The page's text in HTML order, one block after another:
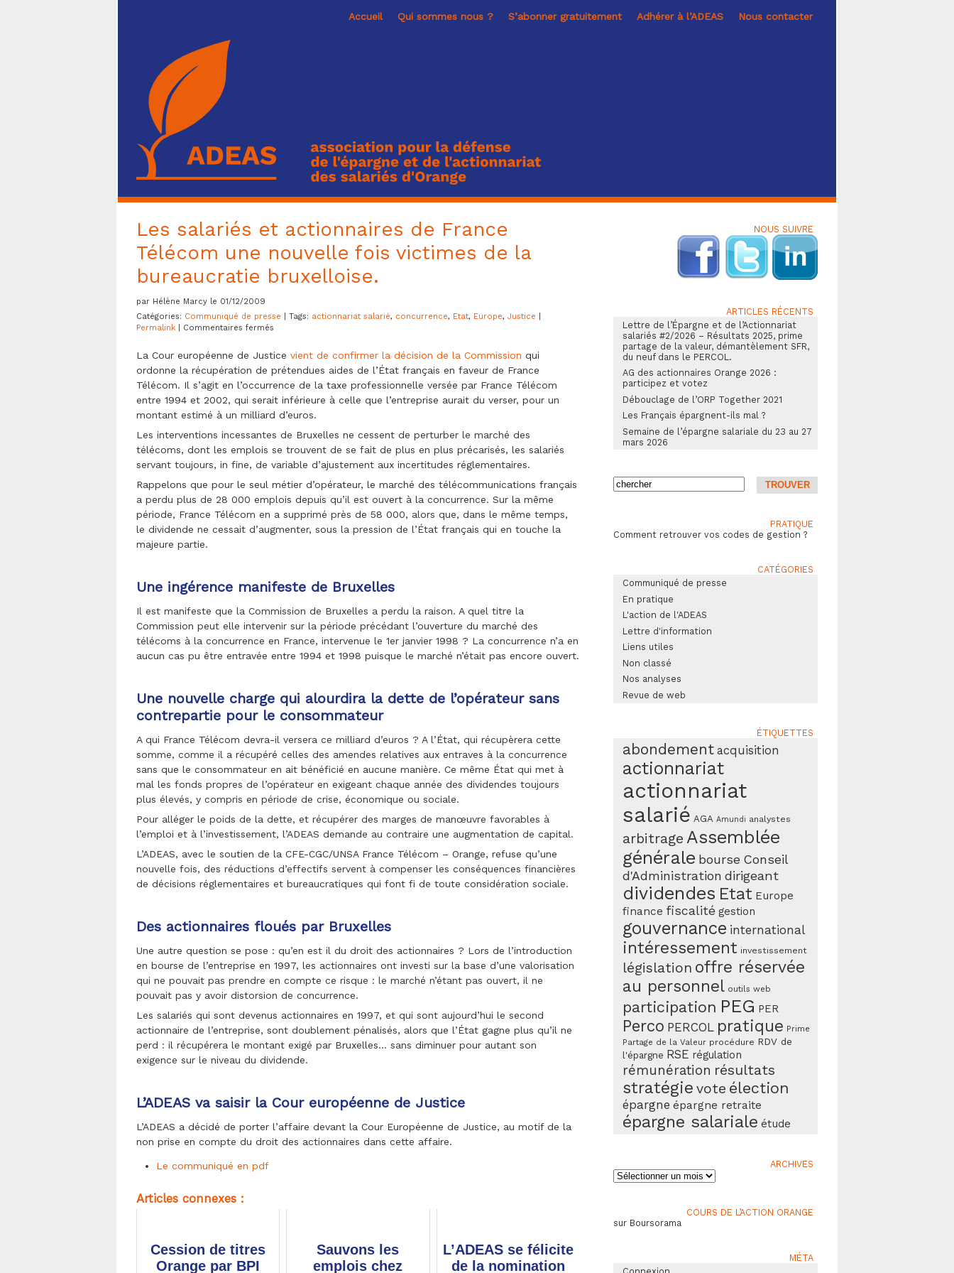
Accueil Qui sommes nous ? S’abonner gratuitement Adhérer à l’ADEAS Nous contacter
Les salariés et actionnaires de France
Télécom une nouvelle fois victimes de la
bureaucratie bruxelloise.
par Hélène Marcy le 01/12/2009
Catégories: Communiqué de presse | Tags: actionnariat salarié, concurrence, Etat, Europe, Justice
Permalink
Commentaires fermés
salariés
et
actionnaires
de
France
une
nouvelle
fois
victimes
de
bureaucratie
bruxelloise.
La Cour européenne de Justice vient de confirmer la décision de la Commission qui
ordonne la récupération de prétendues aides de l’État français en faveur de France
Télécom. Il s’agit en l’occurrence de la taxe professionnelle versée par France Télécom
entre 1994 et 2002, qui serait inférieure à celle que l’entreprise aurait du verser, pour un
montant estimé à un milliard d’euros.
Les interventions incessantes de Bruxelles ne cessent de perturber le marché des
télécoms, dont les emplois se trouvent de se fait de plus en plus précarisés, les salariés
servant toujours, in fine, de variable d’ajustement aux incertitudes réglementaires.
Rappelons que pour le seul métier d’opérateur, le marché des télécommunications français
a perdu plus de 28 000 emplois depuis qu’il est ouvert à la concurrence. Sur la même
période, France Télécom en a supprimé près de 58 000, alors que, dans le même temps,
le dividende ne cessait d’augmenter, sous la pression de l’État français qui en touche la
majeure partie.
Une ingérence manifeste de Bruxelles
Il est manifeste que la Commission de Bruxelles a perdu la raison. A quel titre la
Commission peut elle intervenir sur la période précédant l’ouverture du marché des
télécoms à la concurrence en France, intervenue le 1er janvier 1998 ? La concurrence n’a en
aucun cas pu être entravée entre 1994 et 1998 puisque le marché n’était pas encore ouvert.
Une nouvelle charge qui alourdira la dette de l’opérateur sans
contrepartie pour le consommateur
A qui France Télécom devra-il versera ce milliard d’euros ? A l’État, qui récupèrera cette
somme, comme il a récupéré celles des amendes relatives aux entraves à la concurrence
sans que le consommateur en ait bénéficié en aucune manière. Ce même État qui met à
mal les fonds propres de l’opérateur en exigeant chaque année des dividendes toujours
plus élevés, y compris en période de crise, économique ou sociale.
Pour alléger le poids de la dette, et récupérer des marges de manœuvre favorables à
l’emploi et à l’investissement, l’ADEAS demande au contraire une augmentation de capital.
L’ADEAS, avec le soutien de la CFE-CGC/UNSA France Télécom – Orange, refuse qu’une
nouvelle fois, des réductions d’effectifs servent à compenser les conséquences financières
de décisions réglementaires et bureaucratiques qui font fi de toute considération sociale.
Des actionnaires floués par Bruxelles
Une autre question se pose : qu’en est il du droit des actionnaires ? Lors de l’introduction
en bourse de l’entreprise en 1997, les actionnaires ont investi sur la base d’une valorisation
qui ne pouvait pas prendre en compte ce risque : le marché n’étant pas ouvert, il ne
pouvait pas y avoir distorsion de concurrence.
Les salariés qui sont devenus actionnaires en 1997, et qui sont aujourd’hui le second
actionnaire de l’entreprise, sont doublement pénalisés, alors que l’État gagne plus qu’il ne
perd : il récupérera le montant exigé par Bruxelles… sans diminuer pour autant son
exigence sur le niveau du dividende.
L’ADEAS va saisir la Cour européenne de Justice
L’ADEAS a décidé de porter l’affaire devant la Cour Européenne de Justice, au motif de la
non prise en compte du droit des actionnaires dans cette affaire.
Le communiqué en pdf
Articles connexes :
Cession de titres
Orange par BPI
Sauvons les
emplois chez
L’ADEAS se félicite
de la nomination
NOUS SUIVRE
ARTICLES RÉCENTS
Lettre de l’Épargne et de l’Actionnariat
salariés #2/2026 – Résultats 2025, prime
partage de la valeur, démantèlement SFR,
du neuf dans le PERCOL.
AG des actionnaires Orange 2026 :
participez et votez
Débouclage de l’ORP Together 2021
Les Français épargnent-ils mal ?
Semaine de l’épargne salariale du 23 au 27
mars 2026
PRATIQUE
Comment retrouver vos codes de gestion ?
CATÉGORIES
Communiqué de presse
En pratique
L'action de l'ADEAS
Lettre d'information
Liens utiles
Non classé
Nos analyses
Revue de web
ÉTIQUETTES
abondement acquisition
actionnariat
actionnariat
salarié AGA Amundi analystes
arbitrage Assemblée
générale bourse Conseil
d'Administration dirigeant
dividendes Etat Europe
finance fiscalité gestion
gouvernance international
intéressement investissement
législation offre réservée
au personnel outils web
participation PEG PER
Perco PERCOL pratique Prime
Partage de la Valeur procédure RDV de
l'épargne RSE régulation
rémunération résultats
stratégie vote élection
épargne épargne retraite
épargne salariale étude
ARCHIVES
Archives
COURS DE L’ACTION ORANGE
sur Boursorama
MÉTA